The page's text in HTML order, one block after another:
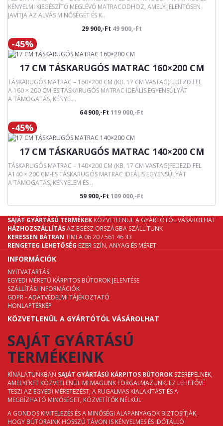
KÉNYELMI KIEGÉSZÍTŐ MEGLÉVŐ MATRACODHOZ, AMELY JELENTŐSEN
JAVÍTJA AZ ALVÁS MINŐSÉGÉT ÉS K..
29 900,-Ft 49 900,-Ft
-45%
17 CM TÁSKARUGÓS MATRAC 160×200 CM
TÁSKARUGÓS MATRAC – 160×200 CM (KB. 17 CM VASTAG)FEDEZD FEL
A 160 × 200 CM-ES TÁSKARUGÓS MATRAC IDEÁLIS EGYENSÚLYÁT
A TÁMOGATÁS, KÉNYEL..
64 900,-Ft 119 000,-Ft
-45%
17 CM TÁSKARUGÓS MATRAC 140×200 CM
TÁSKARUGÓS MATRAC – 140×200 CM (KB. 17 CM VASTAG)FEDEZD FEL
A140 × 200 CM-ES TÁSKARUGÓS MATRAC IDEÁLIS EGYENSÚLYÁT
A TÁMOGATÁS, KÉNYELEM ÉS ..
59 900,-Ft 109 000,-Ft
SAJÁT GYÁRTÁSÚ TERMÉKEK KÖZVETLENÜL A GYÁRTÓTÓL VÁSÁROLHAT
HÁZHOZSZÁLLÍTÁSAZ EGÉSZ ORSZÁGBA SZÁLLÍTUNK
KERESSEN BÁTRAN TIMEA 06 20 / 561 46 33
RENGETEG LEHETŐSÉG EZER SZÍN, ANYAG ÉS MÉRET
INFORMÁCIÓK
NYITVATARTÁS
EGYEDI MÉRETŰ KÁRPITOS BÚTOROK JELENTÉSE
SZÁLLÍTÁSI INFORMÁCIÓK
GDPR - ADATVÉDELMI TÁJÉKOZTATÓ
HONLAPTÉRKÉP
KÖZVETLENÜL A GYÁRTÓTÓL VÁSÁROLHAT
SAJÁT GYÁRTÁSÚ
TERMÉKEINK
KÍNÁLATUNKBAN SAJÁT GYÁRTÁSÚ KÁRPITOS BÚTOROK SZEREPELNEK,
AMELYEKET KÖZVETLENÜL MI MAGUNK FORGALMAZUNK. EZ LEHETŐVÉ
TESZI AZ EGYEDI MÉRETEZÉST, A RUGALMAS KIALAKÍTÁST ÉS A
MEGBÍZHATÓ MINŐSÉGET, KÖZVETÍTŐK NÉLKÜL.
A GONDOS KIVITELEZÉS ÉS A MINŐSÉGI ALAPANYAGOK BIZTOSÍTJÁK,
HOGY BÚTORAINK HOSSZÚ TÁVON IS KÉNYELMES ÉS IDŐTÁLLÓ